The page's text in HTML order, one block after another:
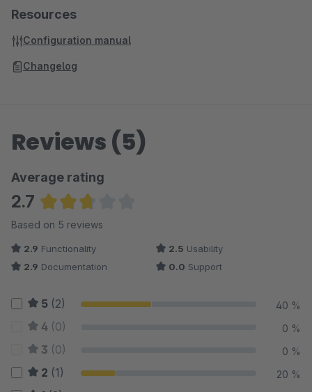
Resources
Configuration manual
Changelog
Reviews (5)
Average rating
2.7
Average rating of 2.7 out of 5 stars
Based on 5 reviews
2.9 Functionality 2.5 Usability
2.9 Documentation 0.0 Support
5 (2) 40 %
4 (0) 0 %
3 (0) 0 %
2 (1) 20 %